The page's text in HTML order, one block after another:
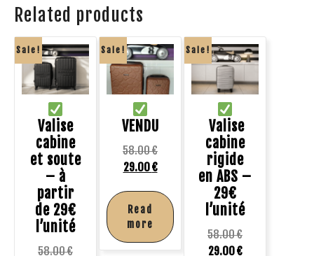
Related products
Sale!
Valise
cabine
et soute
– à
partir
de 29€
l’unité
58.00€
Sale!
VENDU
58.00€
29.00€
Read
more
Sale!
Valise
cabine
rigide
en ABS –
29€
l’unité
58.00€
29.00€